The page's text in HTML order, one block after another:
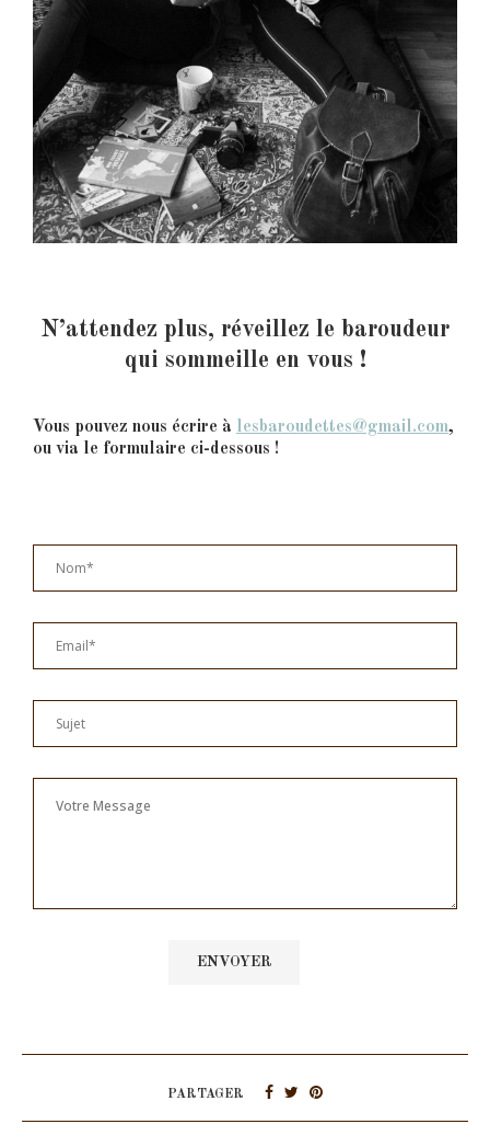
N’attendez plus, réveillez le baroudeur
qui sommeille en vous !
Vous pouvez nous écrire à lesbaroudettes@gmail.com,
ou via le formulaire ci-dessous !
PARTAGER